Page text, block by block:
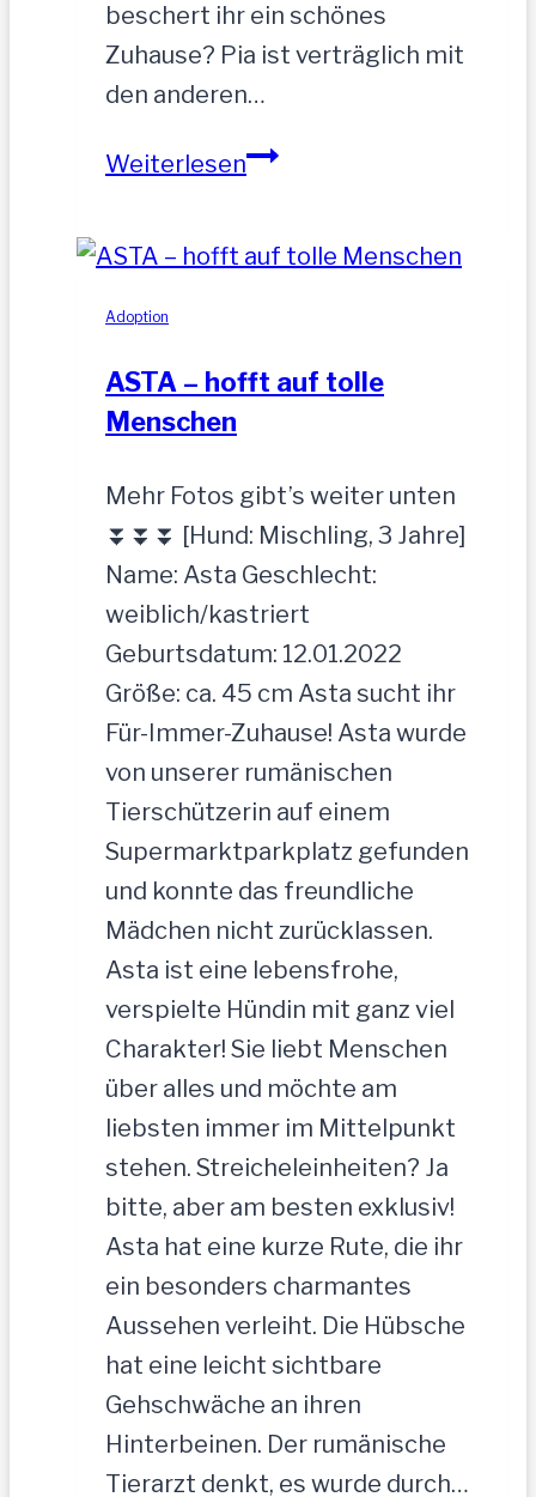
beschert ihr ein schönes
Zuhause? Pia ist verträglich mit
den anderen…
WeiterlesenPIA-
cm
Adoption
ASTA – hofft auf tolle
Menschen
Mehr Fotos gibt’s weiter unten
⏬⏬⏬ [Hund: Mischling, 3 Jahre]
Name: Asta Geschlecht:
weiblich/kastriert
Geburtsdatum: 12.01.2022
Größe: ca. 45 cm Asta sucht ihr
Für-Immer-Zuhause! Asta wurde
von unserer rumänischen
Tierschützerin auf einem
Supermarktparkplatz gefunden
und konnte das freundliche
Mädchen nicht zurücklassen.
Asta ist eine lebensfrohe,
verspielte Hündin mit ganz viel
Charakter! Sie liebt Menschen
über alles und möchte am
liebsten immer im Mittelpunkt
stehen. Streicheleinheiten? Ja
bitte, aber am besten exklusiv!
Asta hat eine kurze Rute, die ihr
ein besonders charmantes
Aussehen verleiht. Die Hübsche
hat eine leicht sichtbare
Gehschwäche an ihren
Hinterbeinen. Der rumänische
Tierarzt denkt, es wurde durch…